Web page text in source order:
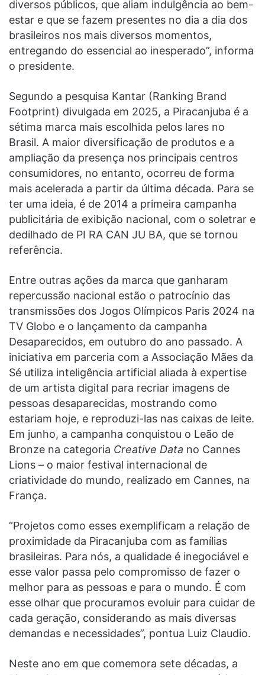
diversos públicos, que aliam indulgência ao bem-
estar e que se fazem presentes no dia a dia dos
brasileiros nos mais diversos momentos,
entregando do essencial ao inesperado”, informa
o presidente.
Segundo a pesquisa Kantar (Ranking Brand
Footprint) divulgada em 2025, a Piracanjuba é a
sétima marca mais escolhida pelos lares no
Brasil. A maior diversificação de produtos e a
ampliação da presença nos principais centros
consumidores, no entanto, ocorreu de forma
mais acelerada a partir da última década. Para se
ter uma ideia, é de 2014 a primeira campanha
publicitária de exibição nacional, com o soletrar e
dedilhado de PI RA CAN JU BA, que se tornou
referência.
Entre outras ações da marca que ganharam
repercussão nacional estão o patrocínio das
transmissões dos Jogos Olímpicos Paris 2024 na
TV Globo e o lançamento da campanha
Desaparecidos, em outubro do ano passado. A
iniciativa em parceria com a Associação Mães da
Sé utiliza inteligência artificial aliada à expertise
de um artista digital para recriar imagens de
pessoas desaparecidas, mostrando como
estariam hoje, e reproduzi-las nas caixas de leite.
Em junho, a campanha conquistou o Leão de
Bronze na categoria Creative Data no Cannes
Lions – o maior festival internacional de
criatividade do mundo, realizado em Cannes, na
França.
“Projetos como esses exemplificam a relação de
proximidade da Piracanjuba com as famílias
brasileiras. Para nós, a qualidade é inegociável e
esse valor passa pelo compromisso de fazer o
melhor para as pessoas e para o mundo. É com
esse olhar que procuramos evoluir para cuidar de
cada geração, considerando as mais diversas
demandas e necessidades”, pontua Luiz Claudio.
Neste ano em que comemora sete décadas, a